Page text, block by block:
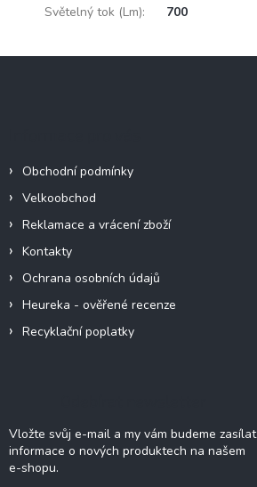
Světelný tok (Lm): 700
Obchodní podmínky
Velkoobchod
Reklamace a vrácení zboží
Kontakty
Ochrana osobních údajů
Heureka - ověřené recenze
Recyklační poplatky
Vložte svůj e-mail a my vám budeme zasílat
informace o nových produktech na našem
e-shopu.